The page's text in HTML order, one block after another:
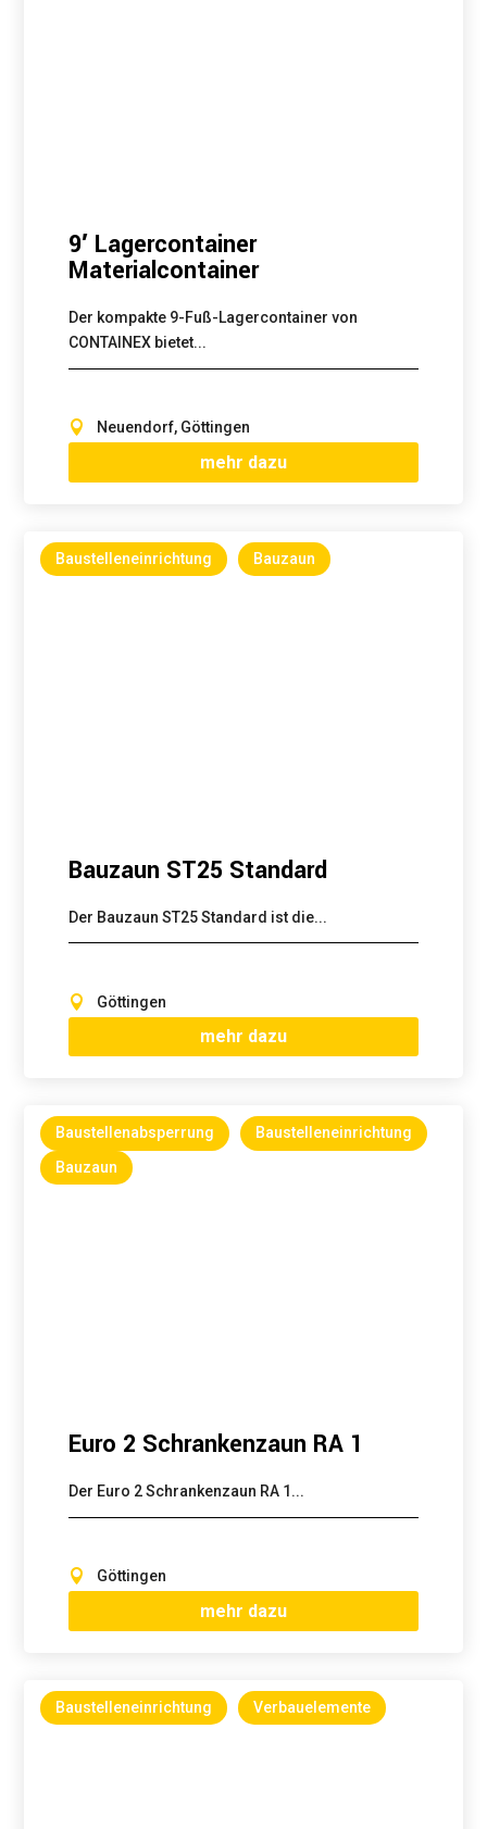
9′ Lagercontainer
Materialcontainer
Der kompakte 9-Fuß-Lagercontainer von
CONTAINEX bietet...
Neuendorf, Göttingen
mehr dazu
Baustelleneinrichtung Bauzaun
Bauzaun ST25 Standard
Der Bauzaun ST25 Standard ist die...
Göttingen
mehr dazu
Baustellenabsperrung
Baustelleneinrichtung
Bauzaun
Euro 2 Schrankenzaun RA 1
Der Euro 2 Schrankenzaun RA 1...
Göttingen
mehr dazu
Baustelleneinrichtung Verbauelemente